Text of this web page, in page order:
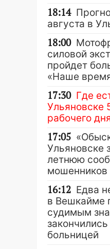
18:14
августа в
18:00
силовой
пройдет
«Наше
17:30 Где
Ульяновске
рабочего
17:05
Ульяновске
летнюю
мошенников
16:12 Едва
в Вешкайме
судимым
больницей